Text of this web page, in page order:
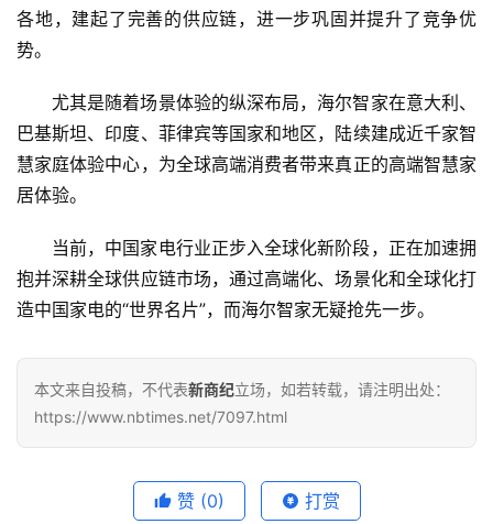
各地，建起了完善的供应链，进一步巩固并提升了竞争优
势。
尤其是随着场景体验的纵深布局，海尔智家在意大利、
巴基斯坦、印度、菲律宾等国家和地区，陆续建成近千家智
慧家庭体验中心，为全球高端消费者带来真正的高端智慧家
居体验。
当前，中国家电行业正步入全球化新阶段，正在加速拥
抱并深耕全球供应链市场，通过高端化、场景化和全球化打
造中国家电的“世界名片”，而海尔智家无疑抢先一步。
本文来自投稿，不代表新商纪立场，如若转载，请注明出处：
https://www.nbtimes.net/7097.html
赞 (0) 打赏